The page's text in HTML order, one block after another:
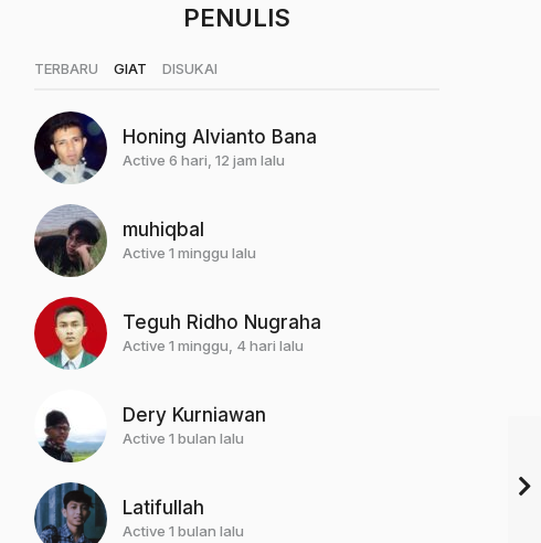
PENULIS
TERBARU GIAT DISUKAI
Honing Alvianto Bana
Active 6 hari, 12 jam lalu
muhiqbal
Active 1 minggu lalu
Teguh Ridho Nugraha
Active 1 minggu, 4 hari lalu
Dery Kurniawan
Active 1 bulan lalu
Latifullah
Active 1 bulan lalu